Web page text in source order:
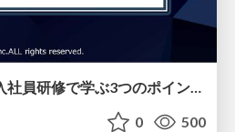
（45枚）絶対達成新入社員研修で学ぶ3つのポイントとその特徴（リアル研修とオンライン教材）
0 500